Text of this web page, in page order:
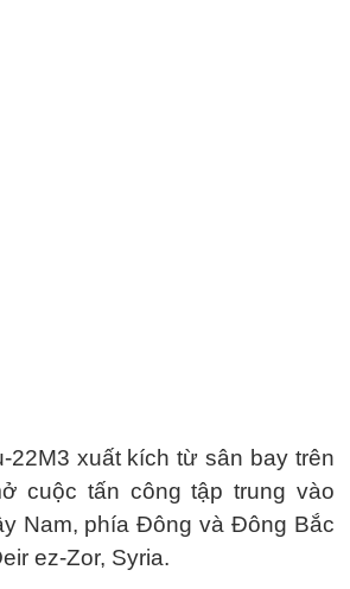
22M3 xuất kích từ sân bay trên
cuộc tấn công tập trung vào
Nam, phía Đông và Đông Bắc
ez-Zor, Syria.